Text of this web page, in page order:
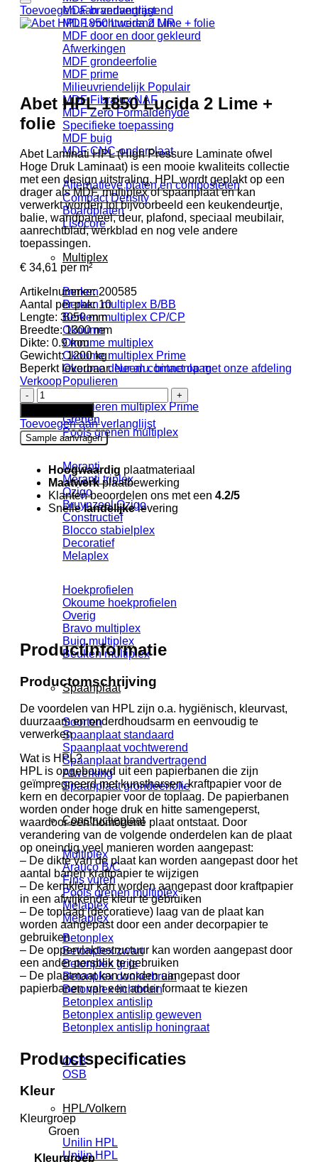
MDF brandvertragend
MDF vochtwerend MR
MDF door en door gekleurd
Afwerkingen
MDF grondeerfolie
MDF prime
Milieuvriendelijk
MDF Fibralux NAF
MDF Zero Formaldehyde
Specifieke toepassing
MDF buig
MDF CNC-onderplaat
Alternatieve platen en composieten
Compact Density
Boardplaten
Lisocore
Multiplex
Berken
Berken multiplex B/BB
Berken multiplex CP/CP
Okoume
Okoume multiplex
Okoume multiplex Prime
Okoume deur alu. binnenlaag
Populieren
Populieren multiplex Prime
Grenen
Pools grenen multiplex
Meranti
Meranti triplex
Ozigo
Bruynzeel Ozigo
Constructief
Blocco stabielplex
Decoratief
Melaplex
Hoekprofielen
Okoume hoekprofielen
Overig
Bravo multiplex
Buig multiplex
Beuken multiplex
Spaanplaat
Soorten
Spaanplaat standaard
Spaanplaat vochtwerend
Spaanplaat brandvertragend
Afwerking
Spaanplaat grondeerfolie
Constructieplaat
Multiplex
Arauco B/C
Fins vuren
Pools grenen multiplex
Melaplex
Melaplex
Betonplex
Betonplex zwart
Betonplex grijs
Betonplex donkerbruin
Betonplex lichtbruin
Betonplex antislip
Betonplex antislip geweven
Betonplex antislip honingraat
OSB
OSB
HPL/Volkern
Unilin HPL
Unilin HPL
Toevoegen aan verlanglijst
Abet HPL 1850 Lucida 2 Lime +
folie
Abet Laminati HPL (High Pressure Laminate ofwel
Hoge Druk Laminaat) is een mooie kwaliteits collectie
met een design uitstraling. HPL wordt geplakt op een
drager als MDF, multiplex of spaanplaat en kan
verwerkt worden tot bijvoorbeeld een keukendeurtje,
balie, wandpaneel, deur, plafond, speciaal meubilair,
aanrechtblad, werkblad en nog vele andere
toepassingen.
€ 34,61 per m²
Artikelnummer: 200585
Aantal per pak: 10
Lengte: 3050 mm
Breedte: 1300 mm
Dikte: 0.9 mm
Gewicht: 1200 kg
Beperkt leverbaar.Neem contact op met onze afdeling
Verkoop
Abet
HPL
1850
Lucida
2
+
folie
aantal
Toevoegen aan verlanglijst
Sample aanvragen
Hoogwaardig plaatmateriaal
Maatwerkplaatbewerking
Klanten beoordelen ons met een 4.2/5
Snellelandelijkelevering
Productinformatie
Productomschrijving
De voordelen van HPL zijn o.a. hygiënisch, kleurvast,
duurzaam en onderdhoudsarm en eenvoudig te
verwerken
Wat is HPL?
HPL is opgebouwd uit een papierbanen die zijn
geïmpregneerd met kunstharsen, kraftpapier voor de
kern en decorpapier voor de toplaag. De papierbanen
worden onder hoge druk en hitte samengeperst,
waardoor een homogene plaat ontstaat. Door
verandering van de volgende onderdelen kan de plaat
op oneindig veel manieren worden aangepast:
– De dikte van de plaat kan worden aangepast door het
aantal banen kraftpapier te wijzigen
– De kernkleur kan worden aangepast door kraftpapier
in een afwijkende kleur te gebruiken
– De toplaag (decoratieve) laag van de plaat kan
worden aangepast door een ander decorpapier te
gebruiken
– De oppervlaktestructuur kan worden aangepast door
een ander persblik te gebruiken
– De plaatmaat kan worden aangepast door
papierbanen van een ander formaat te kiezen
Productspecificaties
Kleur
Kleurgroep
Groen
Kleurgroep